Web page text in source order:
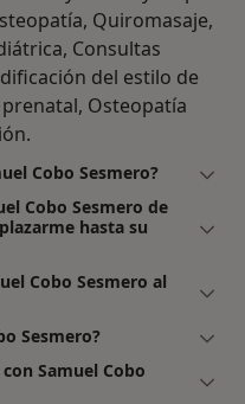
Quiromasaje,
Consultas
del estilo de
Osteopatía
Cobo Sesmero?
Cobo Sesmero de
hasta su
Cobo Sesmero al
Sesmero?
Samuel Cobo